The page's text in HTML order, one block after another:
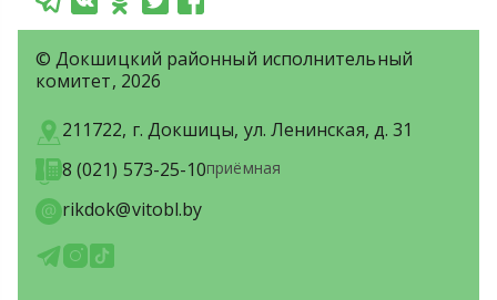
© Докшицкий районный исполнительный
комитет, 2026
211722, г. Докшицы, ул. Ленинская, д. 31
8 (021) 573-25-10приёмная
rikdok@vitobl.by